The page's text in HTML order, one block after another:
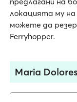
локацията му
можете да
Ferryhopper.
Maria